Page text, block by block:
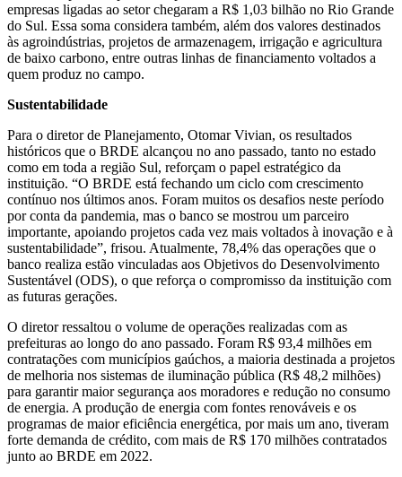
empresas ligadas ao setor chegaram a R$ 1,03 bilhão no Rio Grande
do Sul. Essa soma considera também, além dos valores destinados
às agroindústrias, projetos de armazenagem, irrigação e agricultura
de baixo carbono, entre outras linhas de financiamento voltados a
quem produz no campo.
Sustentabilidade
Para o diretor de Planejamento, Otomar Vivian, os resultados
históricos que o BRDE alcançou no ano passado, tanto no estado
como em toda a região Sul, reforçam o papel estratégico da
instituição. “O BRDE está fechando um ciclo com crescimento
contínuo nos últimos anos. Foram muitos os desafios neste período
por conta da pandemia, mas o banco se mostrou um parceiro
importante, apoiando projetos cada vez mais voltados à inovação e à
sustentabilidade”, frisou. Atualmente, 78,4% das operações que o
banco realiza estão vinculadas aos Objetivos do Desenvolvimento
Sustentável (ODS), o que reforça o compromisso da instituição com
as futuras gerações.
O diretor ressaltou o volume de operações realizadas com as
prefeituras ao longo do ano passado. Foram R$ 93,4 milhões em
contratações com municípios gaúchos, a maioria destinada a projetos
de melhoria nos sistemas de iluminação pública (R$ 48,2 milhões)
para garantir maior segurança aos moradores e redução no consumo
de energia. A produção de energia com fontes renováveis e os
programas de maior eficiência energética, por mais um ano, tiveram
forte demanda de crédito, com mais de R$ 170 milhões contratados
junto ao BRDE em 2022.